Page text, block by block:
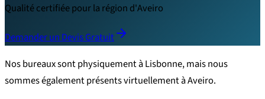
Qualité certifiée pour la région d'Aveiro
Demander un Devis Gratuit
Nos bureaux sont physiquement à Lisbonne, mais nous
sommes également présents virtuellement à Aveiro.